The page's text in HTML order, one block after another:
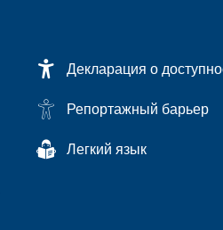
Декларация о
Репортажный барьер
Легкий язык